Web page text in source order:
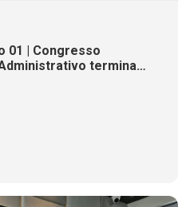
01 | Congresso
termina